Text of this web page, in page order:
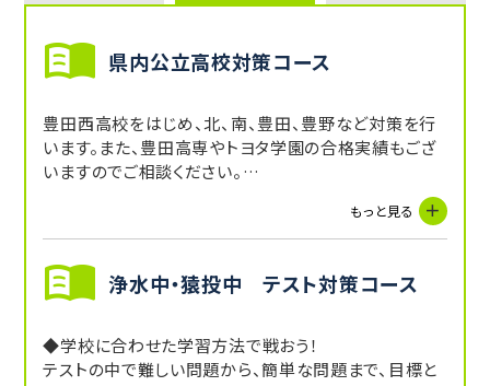
県内公立高校対策コース
豊田西高校をはじめ、北、南、豊田、豊野など対策を行
います。また、豊田高専やトヨタ学園の合格実績もござ
いますのでご相談ください。
合格最低点から、取らなければならない得点を算出し、
一人ひとりに合った対策を取り、最短距離で合格まで導
きます。
もっと見る
浄水中・猿投中 テスト対策コース
◆学校に合わせた学習方法で戦おう！
テストの中で難しい問題から、簡単な問題まで、目標と